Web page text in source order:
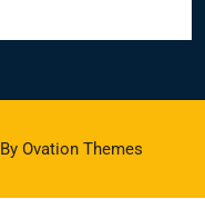
By Ovation Themes